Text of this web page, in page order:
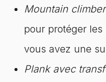
Mountain
pour protéger
vous avez une
Plank avec